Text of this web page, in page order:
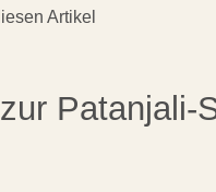
Artikel
Patanjali-